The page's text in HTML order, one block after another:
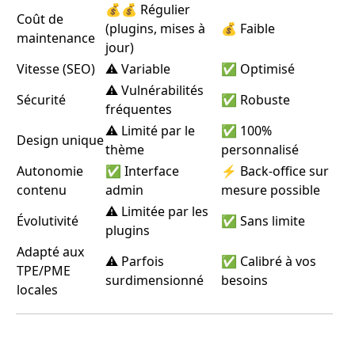
Coût de
maintenance
💰💰 Régulier
(plugins, mises à
jour)
💰 Faible
Vitesse (SEO) ⚠️ Variable
✅ Optimisé
Sécurité
⚠️ Vulnérabilités
fréquentes
✅ Robuste
Design unique
⚠️ Limité par le
thème
✅ 100%
personnalisé
Autonomie
contenu
✅ Interface
admin
⚡ Back-office sur
mesure possible
Évolutivité
⚠️ Limitée par les
plugins
✅ Sans limite
Adapté aux
TPE/PME
locales
⚠️ Parfois
surdimensionné
✅ Calibré à vos
besoins